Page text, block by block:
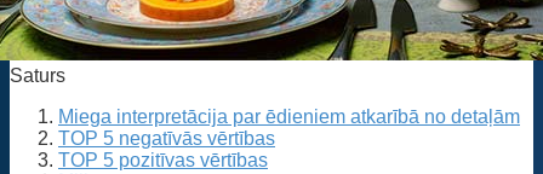
Saturs
Miega interpretācija par ēdieniem atkarībā no detaļām
TOP 5 negatīvās vērtības
TOP 5 pozitīvas vērtības